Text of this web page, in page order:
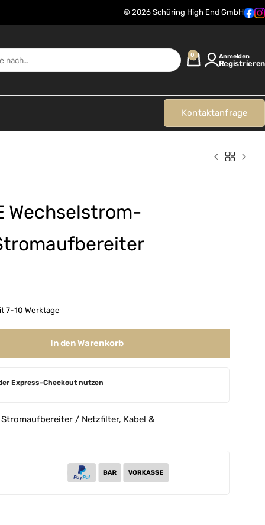
© 2026 Schüring High End GmbH
0 Anmelden
Registrieren
Kontaktanfrage
Wechselstrom-
7-10 Werktage
In den Warenkorb
Express-Checkout nutzen
Stromaufbereiter / Netzfilter, Kabel &